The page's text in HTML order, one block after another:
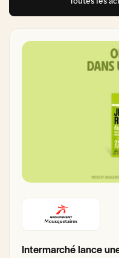
Intermarché lance